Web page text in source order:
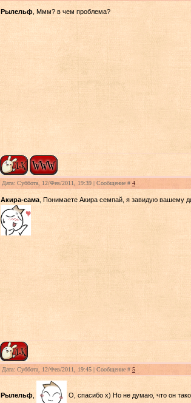
Рылельф , Ммм? в чем проблема?
Дата: Суббота, 12/Фев/2011, 19:39 | Сообщение # 4
Акира-сама , Понимаете Акира семпай, я завидую вашему
Дата: Суббота, 12/Фев/2011, 19:45 | Сообщение # 5
Рылельф О, спасибо х) Но не думаю, что он